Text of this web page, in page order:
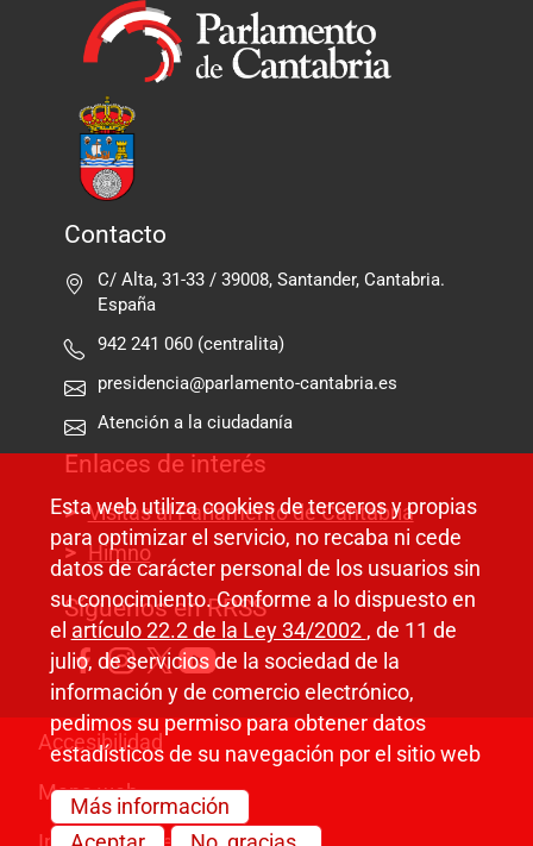
Contacto
C/ Alta, 31-33 / 39008, Santander, Cantabria.
España
942 241 060 (centralita)
presidencia@parlamento-cantabria.es
Atención a la ciudadanía
Enlaces de interés
Visitas al Parlamento de Cantabria
Himno
Síguenos en RRSS
Pie de página
Accesibilidad
Mapa web
Esta web utiliza cookies de terceros y propias
para optimizar el servicio, no recaba ni cede
datos de carácter personal de los usuarios sin
su conocimiento. Conforme a lo dispuesto en
el artículo 22.2 de la Ley 34/2002 , de 11 de
julio, de servicios de la sociedad de la
información y de comercio electrónico,
pedimos su permiso para obtener datos
estadísticos de su navegación por el sitio web
Más información